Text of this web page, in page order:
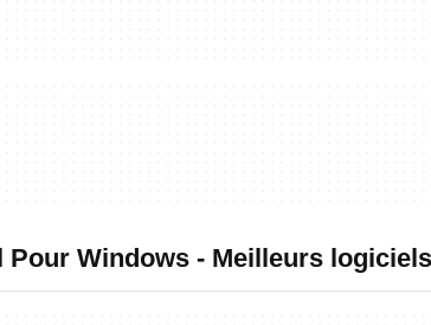
Windows - Meilleurs